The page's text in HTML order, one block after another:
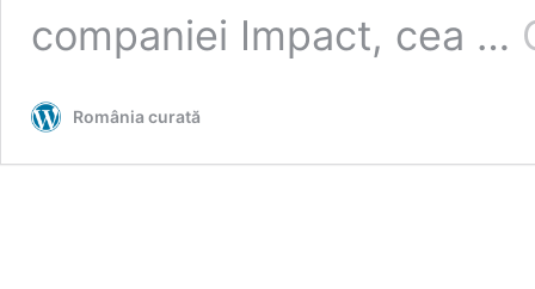
companiei Impact, cea …
România curată